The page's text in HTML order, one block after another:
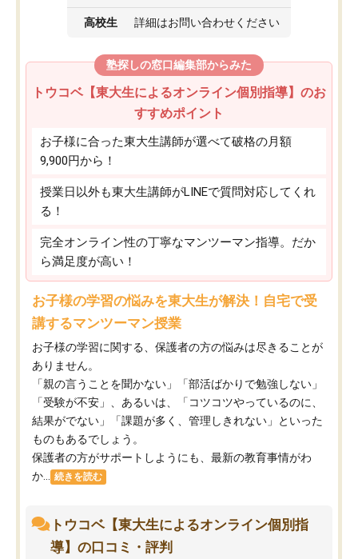
高校生 詳細はお問い合わせください
塾探しの窓口編集部からみた
トウコベ【東大生によるオンライン個別指導】のお
すすめポイント
お子様に合った東大生講師が選べて破格の月額
9,900円から！
授業日以外も東大生講師がLINEで質問対応してくれ
る！
完全オンライン性の丁寧なマンツーマン指導。だか
ら満足度が高い！
お子様の学習の悩みを東大生が解決！自宅で受
講するマンツーマン授業
お子様の学習に関する、保護者の方の悩みは尽きることが
ありません。
「親の言うことを聞かない」「部活ばかりで勉強しない」
「受験が不安」、あるいは、「コツコツやっているのに、
結果がでない」「課題が多く、管理しきれない」といった
ものもあるでしょう。
保護者の方がサポートしようにも、最新の教育事情がわ
か...
続きを読む
トウコベ【東大生によるオンライン個別指
導】の口コミ・評判